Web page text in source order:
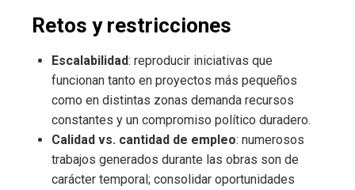
Retos y restricciones
Escalabilidad: reproducir iniciativas que
funcionan tanto en proyectos más pequeños
como en distintas zonas demanda recursos
constantes y un compromiso político duradero.
Calidad vs. cantidad de empleo: numerosos
trabajos generados durante las obras son de
carácter temporal; consolidar oportunidades